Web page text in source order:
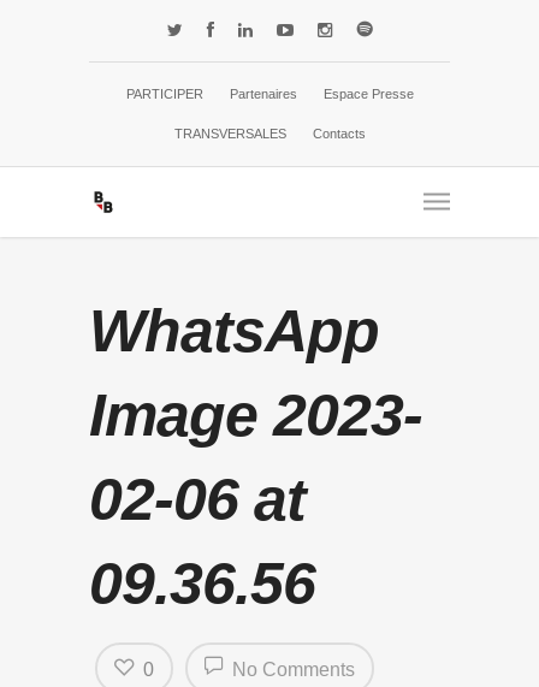
PARTICIPER Partenaires Espace Presse
TRANSVERSALES Contacts
WhatsApp
Image 2023-
02-06 at
09.36.56
No Comments
0